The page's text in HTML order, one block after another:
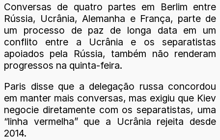
Conversas de quatro partes em Berlim entre
Rússia, Ucrânia, Alemanha e França, parte de
um processo de paz de longa data em um
conflito entre a Ucrânia e os separatistas
apoiados pela Rússia, também não renderam
progressos na quinta-feira.
Paris disse que a delegação russa concordou
em manter mais conversas, mas exigiu que Kiev
negocie diretamente com os separatistas, uma
“linha vermelha” que a Ucrânia rejeita desde
2014.